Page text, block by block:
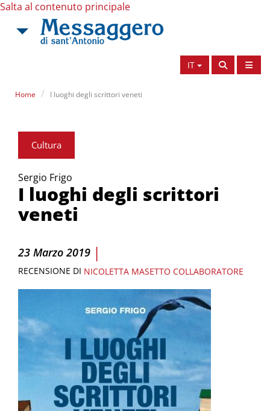
Salta al contenuto principale
IT
Home I luoghi degli scrittori veneti
Cultura
Sergio Frigo
I luoghi degli scrittori
veneti
23 Marzo 2019 |
RECENSIONE DI NICOLETTA MASETTO COLLABORATORE